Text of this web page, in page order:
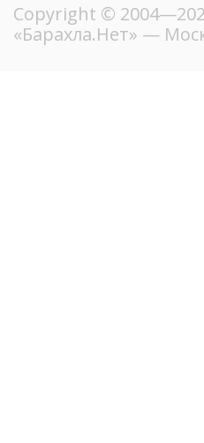
Copyright ©
«Барахла.Нет» —